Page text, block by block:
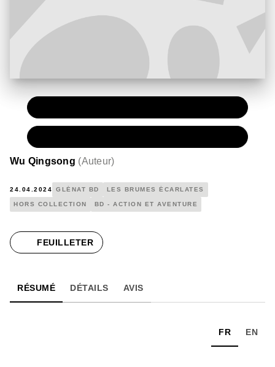
Wu Qingsong (Auteur)
24.04.2024 GLÉNAT BD LES BRUMES ÉCARLATES
HORS COLLECTION BD - ACTION ET AVENTURE
FEUILLETER
RÉSUMÉ DÉTAILS AVIS
FR EN